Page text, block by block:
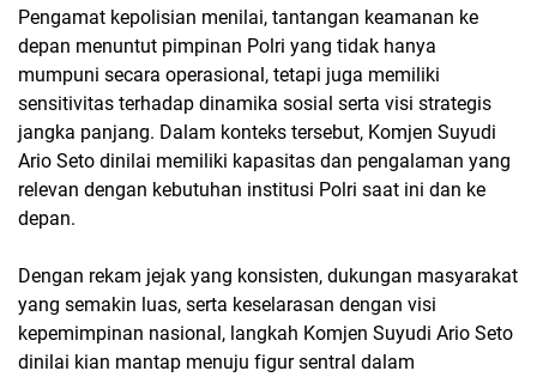
Pengamat kepolisian menilai, tantangan keamanan ke
depan menuntut pimpinan Polri yang tidak hanya
mumpuni secara operasional, tetapi juga memiliki
sensitivitas terhadap dinamika sosial serta visi strategis
jangka panjang. Dalam konteks tersebut, Komjen Suyudi
Ario Seto dinilai memiliki kapasitas dan pengalaman yang
relevan dengan kebutuhan institusi Polri saat ini dan ke
depan.
Dengan rekam jejak yang konsisten, dukungan masyarakat
yang semakin luas, serta keselarasan dengan visi
kepemimpinan nasional, langkah Komjen Suyudi Ario Seto
dinilai kian mantap menuju figur sentral dalam